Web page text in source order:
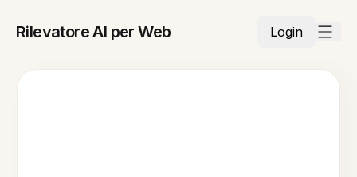
Rilevatore AI per Web Login